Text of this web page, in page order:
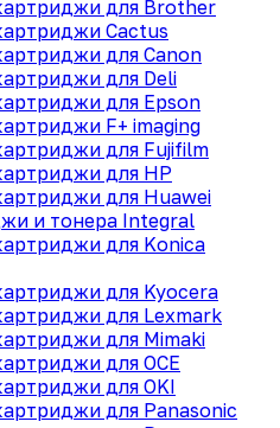
для Brother
Cactus
для Canon
для Deli
для Epson
F+ imaging
для Fujifilm
для HP
для Huawei
и тонера Integral
для Konica
для Kyocera
для Lexmark
для Mimaki
для OCE
для OKI
для Panasonic